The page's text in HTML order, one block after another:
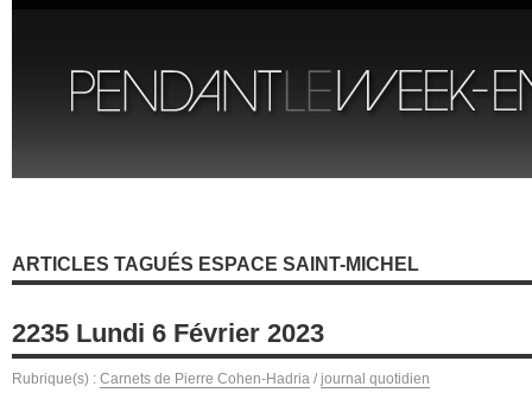
ARTICLES TAGUÉS ESPACE SAINT-MICHEL
2235 Lundi 6 Février 2023
Rubrique(s) : Carnets de Pierre Cohen-Hadria / journal quotidien